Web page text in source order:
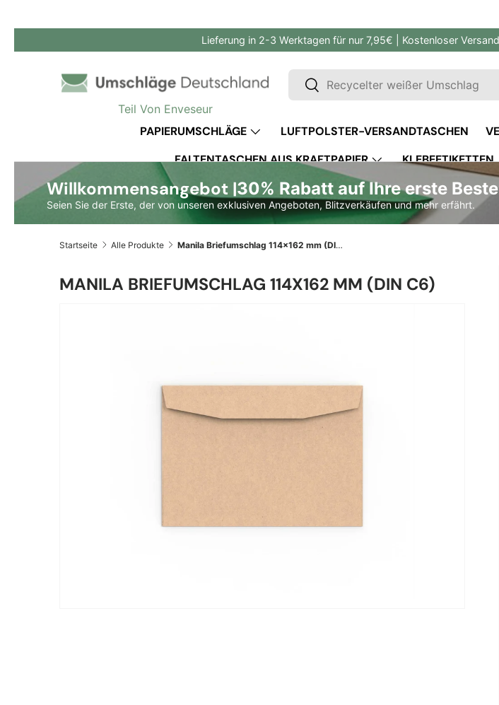
Direkt zum Inhalt
Lieferung in 2-3 Werktagen für nur 7,95€ | Kostenloser
Teil Von Enveseur
Suchen
Suchen
PAPIERUMSCHLÄGE LUFTPOLSTER-VERSANDTASCHEN
FALTENTASCHEN AUS KRAFTPAPIER
KLEBEETIKETTEN
MASSGESCHNEIDERTE
Willkommensangebot |30% Rabatt auf Ihre erste
Seien Sie der Erste, der von unseren exklusiven Angeboten, Blitzverkäufen und mehr erfährt.
Startseite Alle Produkte Manila Briefumschlag 114x162 mm (DIN C6)
MANILA BRIEFUMSCHLAG 114X162 MM (DIN C6)